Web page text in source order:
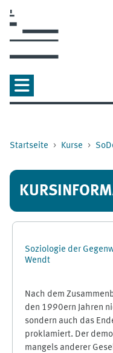
Startseite Kurse
Soziologie der
Wendt
Nach dem
den 1990ern Jahren
sondern auch das
proklamiert. Der
mangels anderer